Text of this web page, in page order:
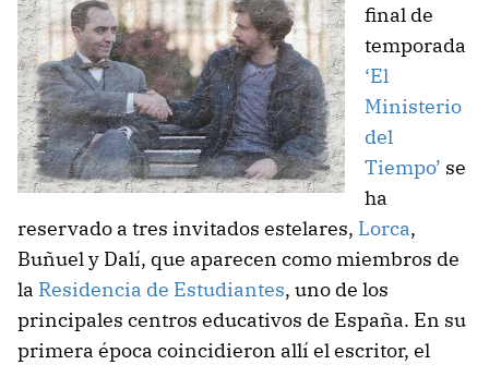
final de
temporada
‘El
Ministerio
del
Tiempo’ se
ha
reservado a tres invitados estelares, Lorca,
Buñuel y Dalí, que aparecen como miembros de
la Residencia de Estudiantes, uno de los
principales centros educativos de España. En su
primera época coincidieron allí el escritor, el